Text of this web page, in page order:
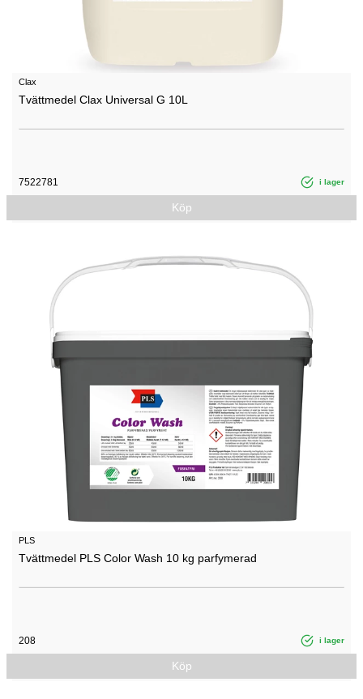
Clax
Tvättmedel Clax Universal G 10L
7522781 i lager
Köp
PLS
Tvättmedel PLS Color Wash 10 kg parfymerad
208 i lager
Köp